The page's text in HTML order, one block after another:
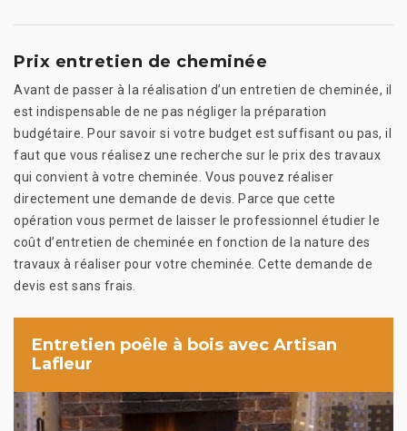
Prix entretien de cheminée
Avant de passer à la réalisation d’un entretien de cheminée, il
est indispensable de ne pas négliger la préparation
budgétaire. Pour savoir si votre budget est suffisant ou pas, il
faut que vous réalisez une recherche sur le prix des travaux
qui convient à votre cheminée. Vous pouvez réaliser
directement une demande de devis. Parce que cette
opération vous permet de laisser le professionnel étudier le
coût d’entretien de cheminée en fonction de la nature des
travaux à réaliser pour votre cheminée. Cette demande de
devis est sans frais.
Entretien poêle à bois avec Artisan
Lafleur